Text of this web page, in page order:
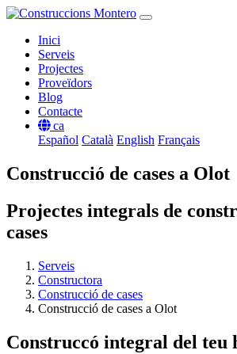
Inici
Serveis
Projectes
Proveïdors
Blog
Contacte
ca
Español Català English Français
Construcció de cases a Olot
Projectes integrals de
cases
Serveis
Constructora
Construcció de cases
Construcció de cases a Olot
Construccó integral del teu